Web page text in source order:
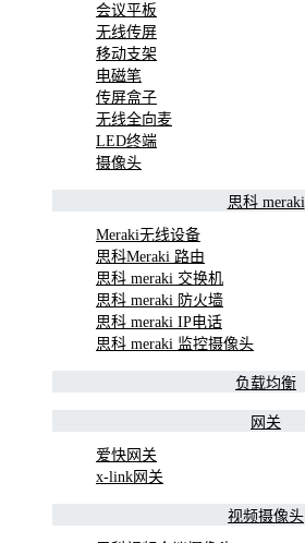
会议平板
无线传屏
移动支架
电磁笔
传屏盒子
无线全向麦
LED终端
摄像头
思科 meraki
Meraki无线设备
思科Meraki 路由
思科 meraki 交换机
思科 meraki 防火墙
思科 meraki IP电话
思科 meraki 监控摄像头
负载均衡
网关
爱快网关
x-link网关
视频摄像头